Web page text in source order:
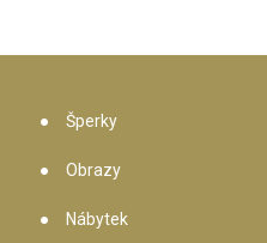
Šperky
Obrazy
Nábytek